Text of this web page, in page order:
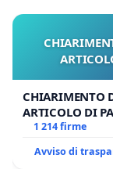
CHIARIMENTO
ARTICOLO DI
1 214 firme
Avviso di